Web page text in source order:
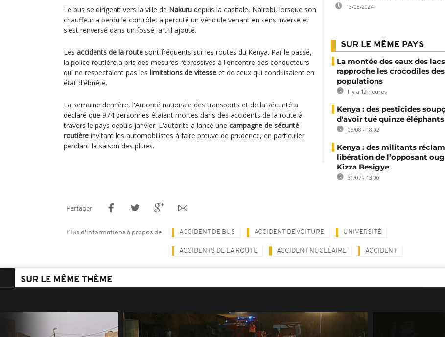
Le bus se dirigeait vers la ville de Nakuru depuis la capitale, Nairobi, lorsque son
chauffeur a perdu le contrôle, a percuté un véhicule venant en sens inverse et
s'est renversé dans un fossé, a-t-il ajouté.
Les accidents de la route sont fréquents sur les routes du Kenya. Par le passé,
la police routière a pris des mesures répressives à l'encontre des conducteurs
qui ne respectaient pas les limitations de vitesse et de ceux qui conduisaient en
état d'ébriété.
La semaine dernière, l'Autorité nationale des transports et de la sécurité a
déclaré que 974 personnes étaient mortes dans des accidents de la route à
travers le pays depuis janvier. L'autorité a lancé une campagne de sécurité
routière invitant les automobilistes à faire preuve de prudence, en particulier
pendant la saison des pluies.
13/08/2024
SUR LE MÊME PAYS
La montée des eaux des lacs
rapproche les crocodiles des
populations
Il y a 12 heures
Kenya : des pesticides
d'avoir tué quinze éléphants
05/08 - 18:02
Kenya : des militants
libération de l’opposant
Kizza Besigye
31/07 - 13:00
Partager
Plus d'informations à propos de ACCIDENT DE BUS ACCIDENT DE VOITURE UNIVERSITÉ
ACCIDENTS DE LA ROUTE ACCIDENT NUCLÉAIRE ACCIDENT
SUR LE MÊME THÈME